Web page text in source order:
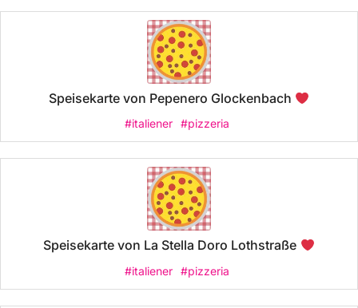
Speisekarte von Pepenero Glockenbach
#italiener #pizzeria
Speisekarte von La Stella Doro Lothstraße
#italiener #pizzeria